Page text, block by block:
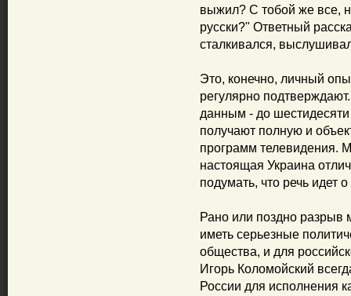
выжил? С тобой же все,
русски?" Ответный
сталкивался,
Это, конечно, личный
регулярно
данным - до шестидесяти
получают полную и
программ телевидения.
настоящая Украина
подумать, что речь идет
Рано или поздно разрыв
иметь серьезные
общества, и для
Игорь Коломойский
России для исполнения